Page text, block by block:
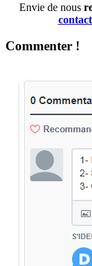
Envie de nous
Commenter !